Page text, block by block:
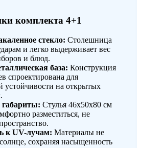
комплекта 4+1
стекло: Столешница
и легко выдерживает вес
и блюд.
база: Конструкция
спроектирована для
устойчивости на открытых
Стулья 46х50х80 см
разместиться, не
к UV-лучам: Материалы не
сохраняя насыщенность